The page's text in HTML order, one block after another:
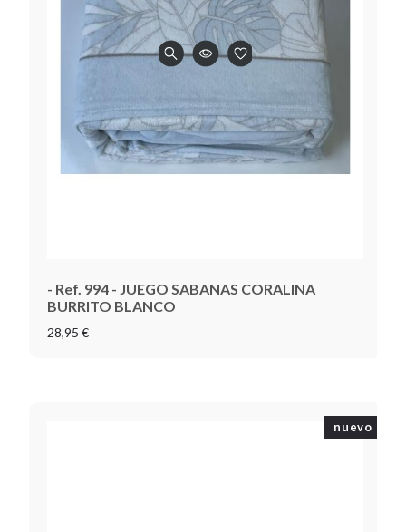
- Ref. 994 - JUEGO SABANAS CORALINA
BURRITO BLANCO
28,95 €
nuevo